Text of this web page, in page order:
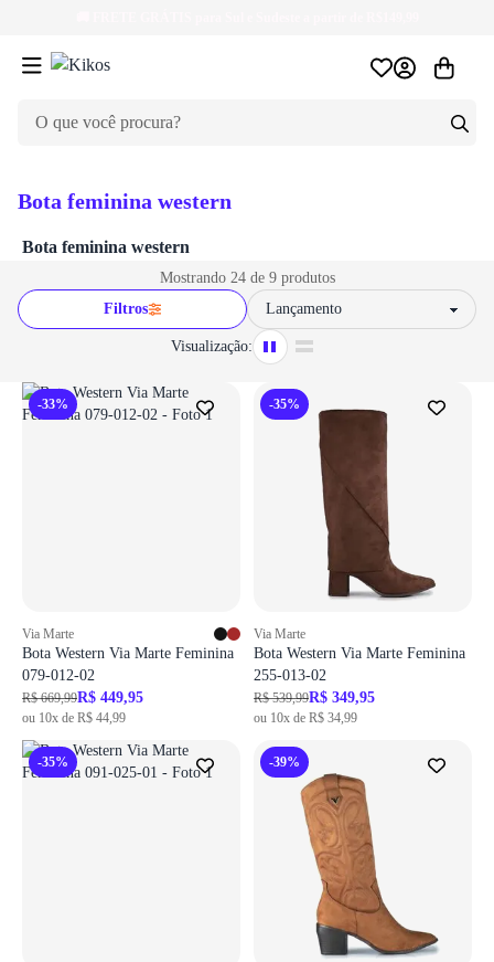
Bota feminina western
Bota feminina western
Mostrando 24 de 9 produtos
Filtros
Sort by
Visualização:
-33%
Via Marte
Bota Western Via Marte Feminina
079-012-02
R$ 669,99R$ 449,95
ou 10x de R$ 44,99
-35%
Via Marte
Bota Western Via Marte Feminina
255-013-02
R$ 539,99R$ 349,95
ou 10x de R$ 34,99
-35% -39%